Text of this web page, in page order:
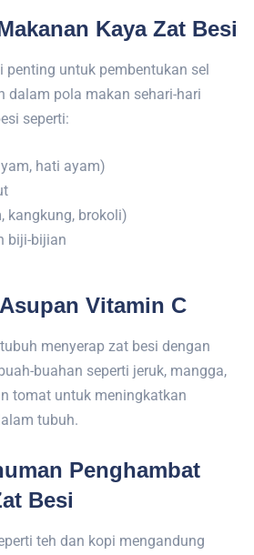
Kaya Zat Besi
penting untuk pembentukan sel
dalam pola makan sehari-hari
seperti:
hati ayam)
kangkung, brokoli)
biji-bijian
Vitamin C
menyerap zat besi dengan
buahan seperti jeruk, mangga,
tomat untuk meningkatkan
tubuh.
Penghambat
Besi
teh dan kopi mengandung